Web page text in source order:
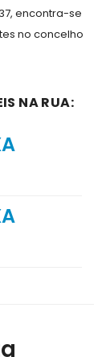
encontra-se
no concelho
NA RUA: